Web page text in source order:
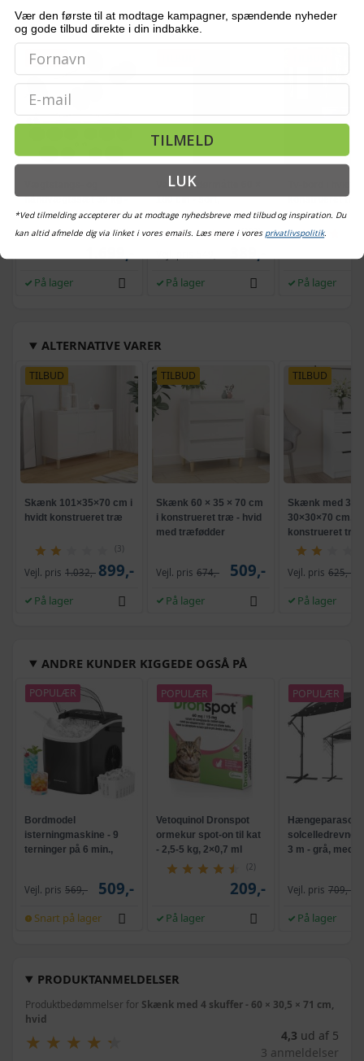
PRODUKTANMELDELSER
Produktbedømmelser for Skænk med 4 skuffer - 60 × 30,5 × 71 cm,
hvid
★
★ ★
★ ★
★ ★
★ ★★ 4,3 ud af 5
3 anmeldelser
OFTE KØBT SAMMEN MED
TILBUD
håndvægtssæt 30 kg -
justerbare frie vægte,
curlstang og
(467)
På lager
Vaskbar dørmåtte 60 ×
180 cm - sort,
skridsikker
(303)
På lager
konstrueret træ
34 × 36 cm
På lager
ALTERNATIVE VARER
TILBUD
Skænk 101×35×70 cm i
hvidt konstrueret træ
(3)
Vejl. pris 1.032,- 899,-
På lager
TILBUD
Skænk 60 × 35 × 70 cm
i konstrueret træ - hvid
med træfødder
Vejl. pris 674,- 509,-
På lager
TILBUD
Skænk med 3
30×30×70 cm,
konstrueret træ
Vejl. pris 625,-
På lager
ANDRE KUNDER KIGGEDE OGSÅ PÅ
POPULÆR
Bordmodel
isterningmaskine - 9
terninger på 6 min.,
Vejl. pris 569,- 509,-
Snart på lager
POPULÆR
Vetoquinol Dronspot
ormekur spot-on til kat
- 2,5-5 kg, 2×0,7 ml
(2)
209,-
På lager
POPULÆR
Hængeparasols
solcelledrevne
3 m - grå, med
Vejl. pris 709,-
På lager
Vær den første til at modtage kampagner, spændende nyheder
og gode tilbud direkte i din indbakke.
Email
TILMELD
LUK
*Ved tilmelding accepterer du at modtage nyhedsbreve med tilbud og inspiration. Du
kan altid afmelde dig via linket i vores emails. Læs mere i vores privatlivspolitik.